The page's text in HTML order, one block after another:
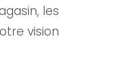
les
vision